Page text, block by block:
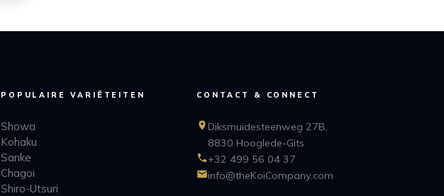
POPULAIRE VARIËTEITEN
Showa
Kohaku
Sanke
Chagoi
Shiro-Utsuri
CONTACT & CONNECT
Diksmuidesteenweg 27B,
8830 Hooglede-Gits
+32 499 56 04 37
info@theKoiCompany.com